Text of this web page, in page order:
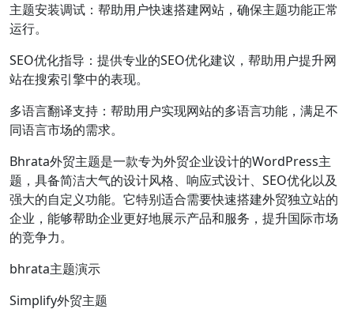
主题安装调试：帮助用户快速搭建网站，确保主题功能正常
运行。
SEO优化指导：提供专业的SEO优化建议，帮助用户提升网
站在搜索引擎中的表现。
多语言翻译支持：帮助用户实现网站的多语言功能，满足不
同语言市场的需求。
Bhrata外贸主题是一款专为外贸企业设计的WordPress主
题，具备简洁大气的设计风格、响应式设计、SEO优化以及
强大的自定义功能。它特别适合需要快速搭建外贸独立站的
企业，能够帮助企业更好地展示产品和服务，提升国际市场
的竞争力。
bhrata主题演示
Simplify外贸主题